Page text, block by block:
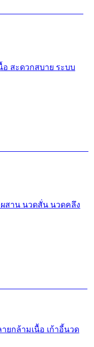
สะดวกสบาย ระบบ
สาน นวดสั่น นวดคลึง
ายกล้ามเนื้อ เก้าอี้นวด